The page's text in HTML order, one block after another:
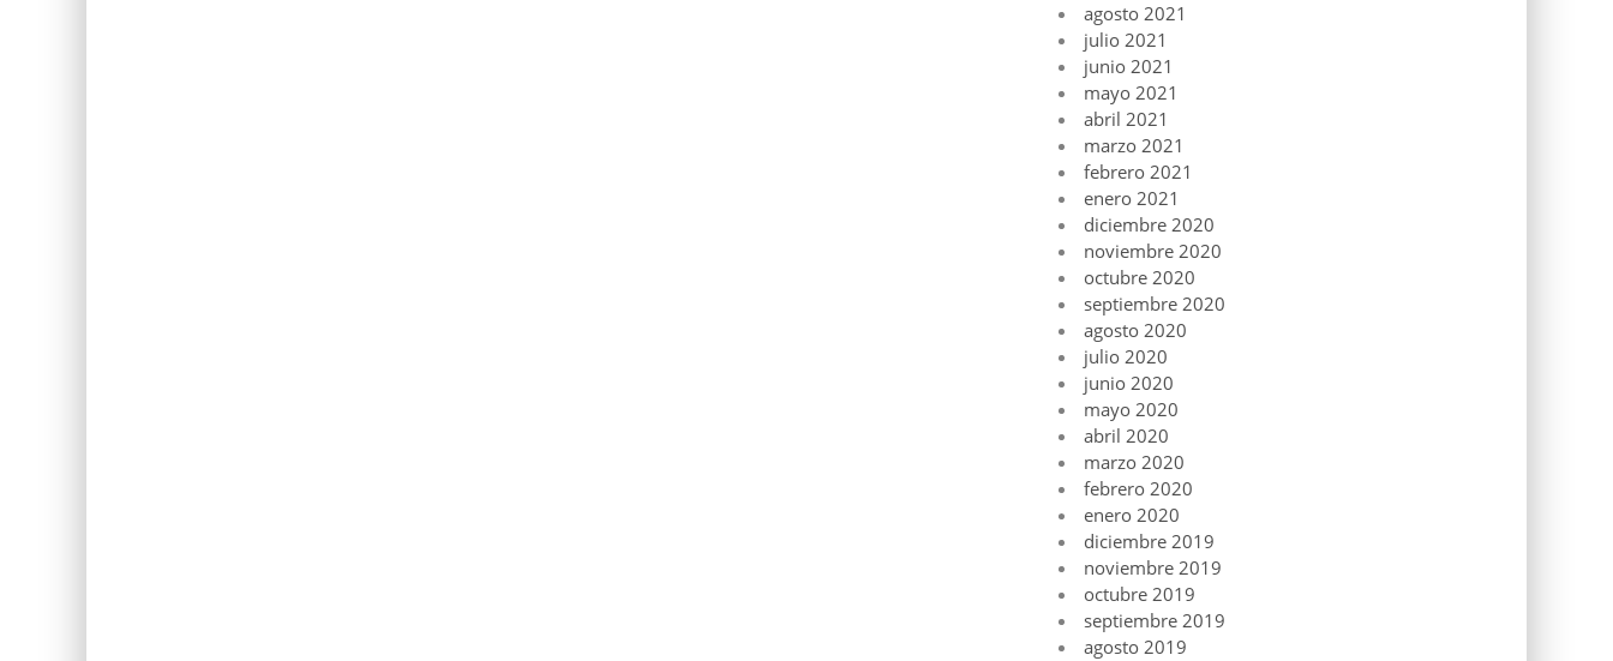
agosto 2021
julio 2021
junio 2021
mayo 2021
abril 2021
marzo 2021
febrero 2021
enero 2021
diciembre 2020
noviembre 2020
octubre 2020
septiembre 2020
agosto 2020
julio 2020
junio 2020
mayo 2020
abril 2020
marzo 2020
febrero 2020
enero 2020
diciembre 2019
noviembre 2019
octubre 2019
septiembre 2019
agosto 2019